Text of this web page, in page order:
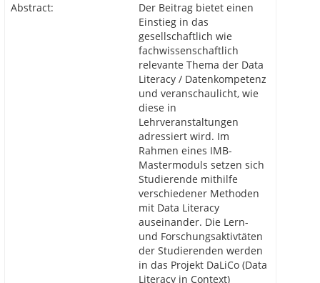
Abstract:
Der Beitrag bietet einen
Einstieg in das
gesellschaftlich wie
fachwissenschaftlich
relevante Thema der Data
Literacy / Datenkompetenz
und veranschaulicht, wie
diese in
Lehrveranstaltungen
adressiert wird. Im
Rahmen eines IMB-
Mastermoduls setzen sich
Studierende mithilfe
verschiedener Methoden
mit Data Literacy
auseinander. Die Lern-
und Forschungsaktivtäten
der Studierenden werden
in das Projekt DaLiCo (Data
Literacy in Context)